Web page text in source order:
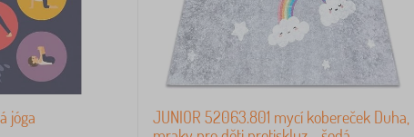
jóga
JUNIOR 52063.801 mycí kobereček Duha,